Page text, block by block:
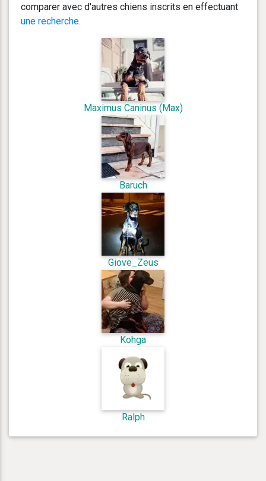
comparer avec d'autres chiens inscrits en effectuant
une recherche.
Maximus Caninus (Max)
Baruch
Giove_Zeus
Kohga
Ralph